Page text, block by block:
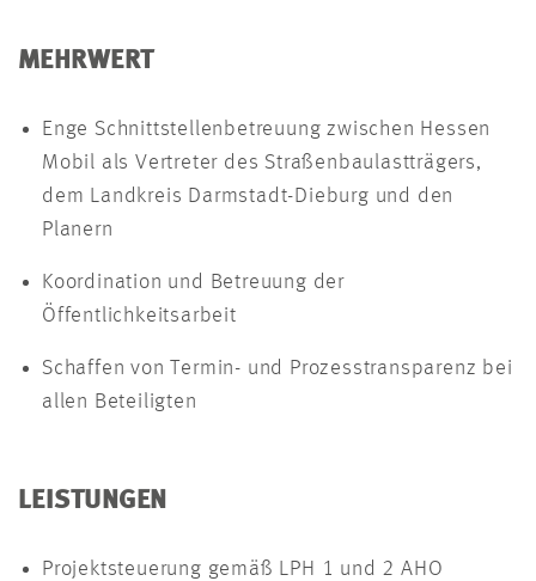
MEHRWERT
Enge Schnittstellenbetreuung zwischen Hessen
Mobil als Vertreter des Straßenbaulastträgers,
dem Landkreis Darmstadt-Dieburg und den
Planern
Koordination und Betreuung der
Öffentlichkeitsarbeit
Schaffen von Termin- und Prozesstransparenz bei
allen Beteiligten
LEISTUNGEN
Projektsteuerung gemäß LPH 1 und 2 AHO